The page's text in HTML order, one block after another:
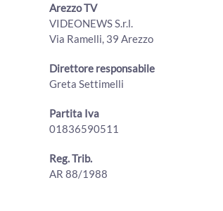
Arezzo TV
VIDEONEWS S.r.l.
Via Ramelli, 39 Arezzo
Direttore responsabile
Greta Settimelli
Partita Iva
01836590511
Reg. Trib.
AR 88/1988